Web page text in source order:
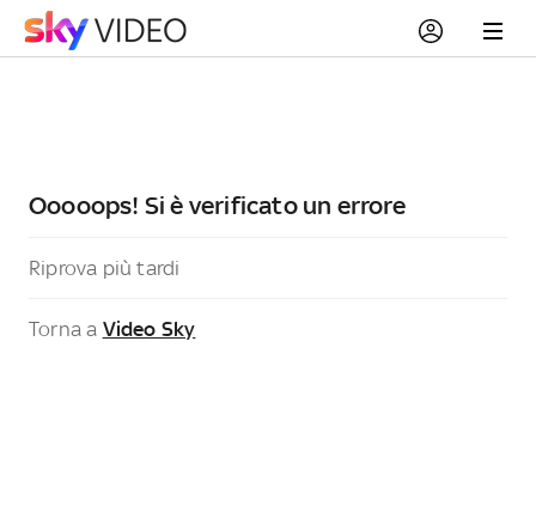
Ooooops! Si è verificato un errore
Riprova più tardi
Torna a Video Sky